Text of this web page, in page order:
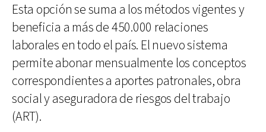
Esta opción se suma a los métodos vigentes y
beneficia a más de 450.000 relaciones
laborales en todo el país. El nuevo sistema
permite abonar mensualmente los conceptos
correspondientes a aportes patronales, obra
social y aseguradora de riesgos del trabajo
(ART).